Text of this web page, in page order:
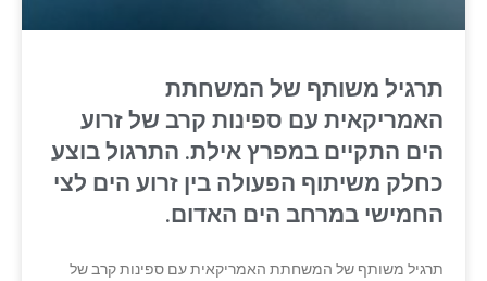
תרגיל משותף של המשחתת
האמריקאית עם ספינות קרב של זרוע
הים התקיים במפרץ אילת. התרגול בוצע
כחלק משיתוף הפעולה בין זרוע הים לצי
החמישי במרחב הים האדום.
תרגיל משותף של המשחתת האמריקאית עם ספינות קרב של